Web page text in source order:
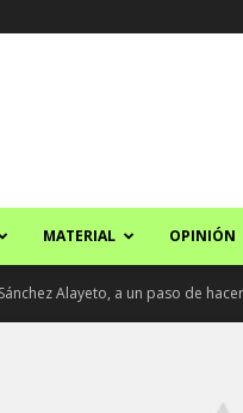
MATERIAL OPINIÓN
Alayeto, a un paso de